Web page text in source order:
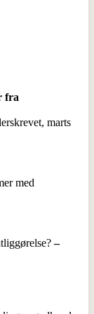
fra
marts
med
–